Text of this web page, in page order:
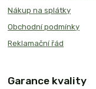
Nákup na splátky
Obchodní podmínky
Reklamační řád
Garance kvality